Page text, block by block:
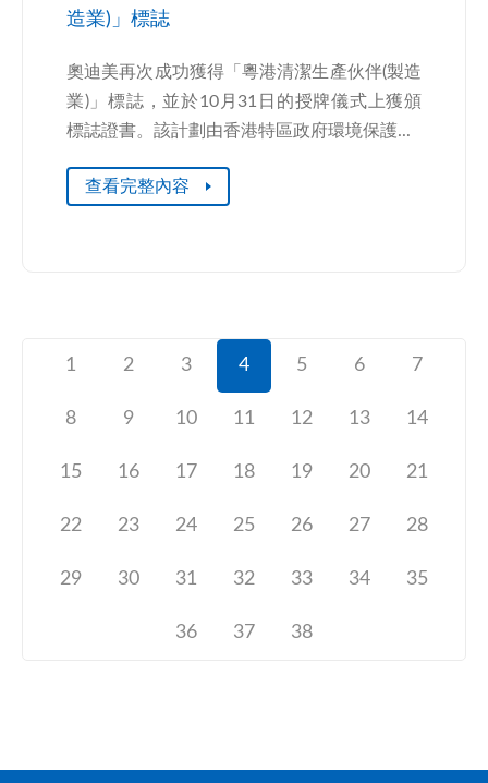
造業)」標誌
奧迪美再次成功獲得「粵港清潔生產伙伴(製造
業)」標誌，並於10月31日的授牌儀式上獲頒
標誌證書。該計劃由香港特區政府環境保護...
查看完整內容
1 2 3 4 5 6 7
8 9 10 11 12 13 14
15 16 17 18 19 20 21
22 23 24 25 26 27 28
29 30 31 32 33 34 35
36 37 38